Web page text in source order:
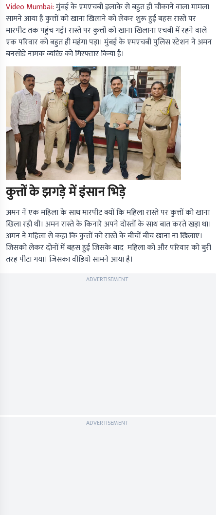
Video Mumbai:मुंबई के एमएचबी इलाके से बहुत ही चौंकाने वाला मामला
सामने आया है कुत्तों को खाना खिलाने को लेकर शुरू हुई बहस रास्ते पर
मारपीट तक पहुंच गई। रास्ते पर कुत्तों को खाना खिलाना एचबी में रहने वाले
एक परिवार को बहुत ही महंगा पड़ा। मुंबई के एमएचबी पुलिस स्टेशन ने अमन
बनसोडे नामक व्यक्ति को गिरफ्तार किया है।
कुत्तों के झगड़े में इंसान भिड़े
अमन नें एक महिला के साथ मारपीट क्यों कि महिला रास्ते पर कुत्तों को खाना
खिला रही थी। अमन रास्ते के किनारे अपने दोस्तों के साथ बात करते खड़ा था।
अमन ने महिला से कहा कि कुत्तों को रास्ते के बीचों बीच खाना ना खिलाए।
जिसको लेकर दोनों में बहस हुई जिसके बाद महिला को और परिवार को बुरी
तरह पीटा गया। जिसका वीडियो सामने आया है।
ADVERTISEMENT
ADVERTISEMENT